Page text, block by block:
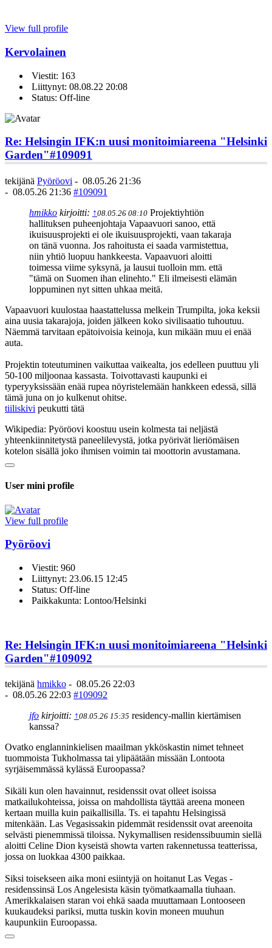
View full profile
Kervolainen
Viestit: 163
Liittynyt: 08.08.22 20:08
Status: Off-line
Re: Helsingin IFK:n uusi monitoimiareena "Helsinki
Garden"#109091
tekijänä Pyöröovi - 08.05.26 21:36
- 08.05.26 21:36 #109091
hmikko kirjoitti: ↑08.05.26 08:10 Projektiyhtiön
hallituksen puheenjohtaja Vapaavuori sanoo, että
ikuisuusprojekti ei ole ikuisuusprojekti, vaan takaraja
on tänä vuonna. Jos rahoitusta ei saada varmistettua,
niin yhtiö luopuu hankkeesta. Vapaavuori aloitti
toimessa viime syksynä, ja lausui tuolloin mm. että
"tämä on Suomen ihan elinehto." Eli ilmeisesti elämän
loppuminen nyt sitten uhkaa meitä.
Vapaavuori kuulostaa haastattelussa melkein Trumpilta, joka keksii
aina uusia takarajoja, joiden jälkeen koko sivilisaatio tuhoutuu.
Näemmä tarvitaan epätoivoisia keinoja, kun mikään muu ei enää
auta.
Projektin toteutuminen vaikuttaa vaikealta, jos edelleen puuttuu yli
50-100 miljoonaa kassasta. Toivottavasti kaupunki ei
typeryyksissään enää rupea nöyristelemään hankkeen edessä, sillä
tämä juna on jo kulkenut ohitse.
tiiliskivi peukutti tätä
Wikipedia: Pyöröovi koostuu usein kolmesta tai neljästä
yhteenkiinnitetystä paneelilevystä, jotka pyörivät lieriömäisen
kotelon sisällä joko ihmisen voimin tai moottorin avustamana.
User mini profile
View full profile
Pyöröovi
Viestit: 960
Liittynyt: 23.06.15 12:45
Status: Off-line
Paikkakunta: Lontoo/Helsinki
Re: Helsingin IFK:n uusi monitoimiareena "Helsinki
Garden"#109092
tekijänä hmikko - 08.05.26 22:03
- 08.05.26 22:03 #109092
jfo kirjoitti: ↑08.05.26 15:35 residency-mallin kiertämisen
kanssa?
Ovatko englanninkielisen maailman ykköskastin nimet tehneet
tuommoista Tukholmassa tai ylipäätään missään Lontoota
syrjäisemmässä kylässä Euroopassa?
Sikäli kun olen havainnut, residenssit ovat olleet isoissa
matkailukohteissa, joissa on mahdollista täyttää areena moneen
kertaan muilla kuin paikallisilla. Ts. ei tapahtu Helsingissä
mitenkään. Las Vegasissakin pidemmät residenssit ovat areenoita
selvästi pienemmissä tiloissa. Nykymallisen residenssibuumin siellä
aloitti Celine Dion kyseistä showta varten rakennetussa teatterissa,
jossa on luokkaa 4300 paikkaa.
Siksi toisekseen aika moni esiintyjä on hoitanut Las Vegas -
residenssinsä Los Angelesista käsin työmatkaamalla tiuhaan.
Amerikkalaisen staran voi ehkä saada muuttamaan Lontooseen
kuukaudeksi pariksi, mutta tuskin kovin moneen muuhun
kaupunkiin Euroopassa.